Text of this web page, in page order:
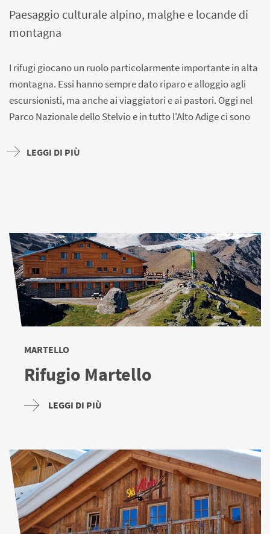
Paesaggio culturale alpino, malghe e locande di
montagna
I rifugi giocano un ruolo particolarmente importante in alta
montagna. Essi hanno sempre dato riparo e alloggio agli
escursionisti, ma anche ai viaggiatori e ai pastori. Oggi nel
Parco Nazionale dello Stelvio e in tutto l'Alto Adige ci sono
un servizio di ristorazione.
l'architettura essenziale degli stessi rifugi completano una
piacevole esperienza che unisce natura e gastronomia.
Molte malghe e caseifici del Parco Nazionale dello Stelvio
producono ancora oggi prodotti caseari di alta qualità,
come l'amato formaggio di malga della Val Venosta.
I rifugi nel Parco Nazionale dello Stelvio
Tabaretta a Solda offrono una bella vista sull'Ortles, mentre
la malga di Prato avvicina gli escursionisti alla produzione
di formaggio d'alta montagna. Vicino alla malga Stelvio si
I tradizionali rifugi a conduzione familiare della Val d'Ultimo
sono anche una meta molto apprezzata dagli escursionisti.
L'offerta culinaria spazia dalla tradizionale Marende
altoatesina con Schüttelbrot, Speck e formaggio, alle
specialità della Val d'Ultimo. I rifugi di montagna come la
LEGGI DI PIÙ
MARTELLO
Rifugio Martello
LEGGI DI PIÙ